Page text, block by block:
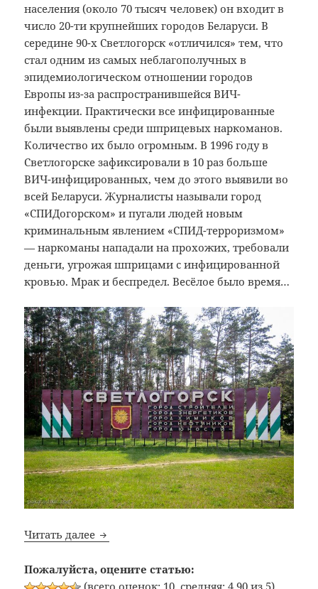
населения (около 70 тысяч человек) он входит в
число 20-ти крупнейших городов Беларуси. В
середине 90-х Светлогорск «отличился» тем, что
стал одним из самых неблагополучных в
эпидемиологическом отношении городов
Европы из-за распространившейся ВИЧ-
инфекции. Практически все инфицированные
были выявлены среди шприцевых наркоманов.
Количество их было огромным. В 1996 году в
Светлогорске зафиксировали в 10 раз больше
ВИЧ-инфицированных, чем до этого выявили во
всей Беларуси. Журналисты называли город
«СПИДогорском» и пугали людей новым
криминальным явлением «СПИД-терроризмом»
— наркоманы нападали на прохожих, требовали
деньги, угрожая шприцами с инфицированной
кровью. Мрак и беспредел. Весёлое было время…
Читать далее Светлогорск, привет!
Пожалуйста, оцените статью: